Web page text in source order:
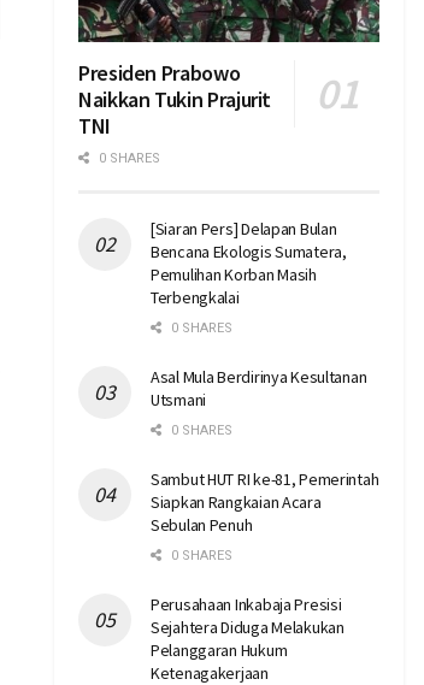
Presiden Prabowo
Naikkan Tukin Prajurit
TNI
0 SHARES
[Siaran Pers] Delapan Bulan
Bencana Ekologis Sumatera,
Pemulihan Korban Masih
Terbengkalai
0 SHARES
Asal Mula Berdirinya Kesultanan
Utsmani
0 SHARES
Sambut HUT RI ke-81, Pemerintah
Siapkan Rangkaian Acara
Sebulan Penuh
0 SHARES
Perusahaan Inkabaja Presisi
Sejahtera Diduga Melakukan
Pelanggaran Hukum
Ketenagakerjaan